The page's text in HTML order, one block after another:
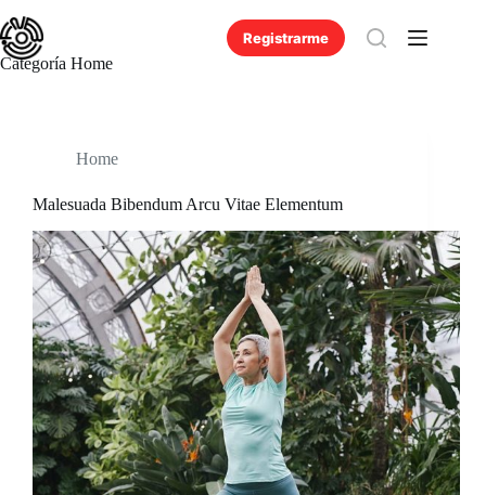
al
contenido
Registrarme
Categoría Home
Home
Malesuada Bibendum Arcu Vitae Elementum